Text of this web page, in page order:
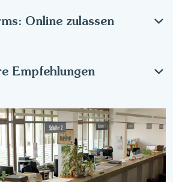
Online zulassen
Empfehlungen